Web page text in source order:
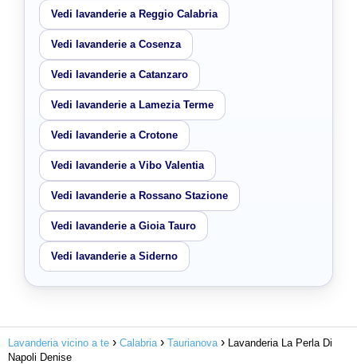
Vedi lavanderie a Reggio Calabria
Vedi lavanderie a Cosenza
Vedi lavanderie a Catanzaro
Vedi lavanderie a Lamezia Terme
Vedi lavanderie a Crotone
Vedi lavanderie a Vibo Valentia
Vedi lavanderie a Rossano Stazione
Vedi lavanderie a Gioia Tauro
Vedi lavanderie a Siderno
Lavanderia vicino a te Calabria Taurianova
Lavanderia La Perla Di
Napoli Denise